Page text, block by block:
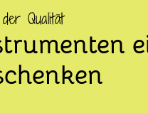
Qualität